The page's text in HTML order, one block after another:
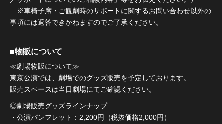
※車椅子席・ご観劇時のサポートに関するお問い合わせ以外の
事項には返答できかねますのでご了承ください。
■物販について
≪劇場物販について≫
東京公演では、劇場でのグッズ販売を予定しております。
販売スペースは当日劇場にてご確認ください。
◎劇場販売グッズラインナップ
・公演パンフレット：2,200円（税抜価格2,000円）